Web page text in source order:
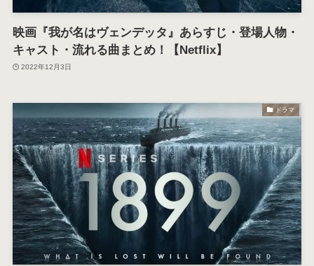
映画『我が名はヴェンデッタ』あらすじ・登場人物・
キャスト・流れる曲まとめ！【Netflix】
2022年12月3日
ドラマ